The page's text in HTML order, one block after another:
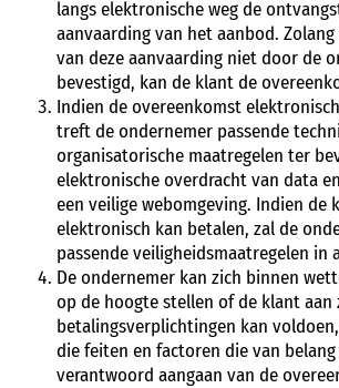
langs elektronische weg de
aanvaarding van het aanbod.
van deze aanvaarding niet door de
bevestigd, kan de klant de
Indien de overeenkomst
treft de ondernemer passende
organisatorische maatregelen ter
elektronische overdracht van data
een veilige webomgeving. Indien de
elektronisch kan betalen, zal de
passende veiligheidsmaatregelen in
De ondernemer kan zich binnen
op de hoogte stellen of de klant aan
betalingsverplichtingen kan
die feiten en factoren die van
verantwoord aangaan van de